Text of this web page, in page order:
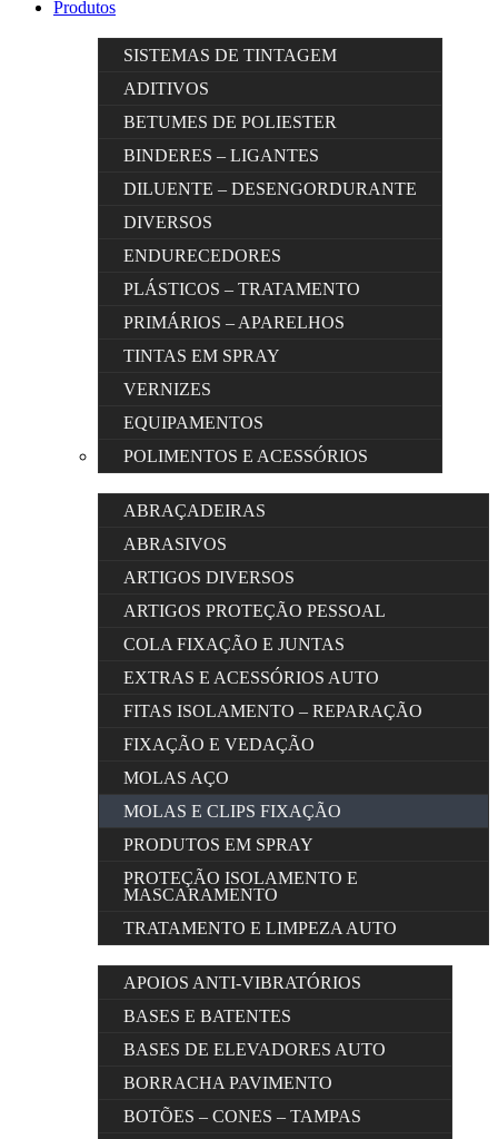
Produtos
SISTEMAS DE TINTAGEM
ADITIVOS
BETUMES DE POLIESTER
BINDERES – LIGANTES
DILUENTE – DESENGORDURANTE
DIVERSOS
ENDURECEDORES
PLÁSTICOS – TRATAMENTO
PRIMÁRIOS – APARELHOS
TINTAS EM SPRAY
VERNIZES
EQUIPAMENTOS
POLIMENTOS E ACESSÓRIOS
ABRAÇADEIRAS
ABRASIVOS
ARTIGOS DIVERSOS
ARTIGOS PROTEÇÃO PESSOAL
COLA FIXAÇÃO E JUNTAS
EXTRAS E ACESSÓRIOS AUTO
FITAS ISOLAMENTO – REPARAÇÃO
FIXAÇÃO E VEDAÇÃO
MOLAS AÇO
MOLAS E CLIPS FIXAÇÃO
PRODUTOS EM SPRAY
PROTEÇÃO ISOLAMENTO E
MASCARAMENTO
TRATAMENTO E LIMPEZA AUTO
APOIOS ANTI-VIBRATÓRIOS
BASES E BATENTES
BASES DE ELEVADORES AUTO
BORRACHA PAVIMENTO
BOTÕES – CONES – TAMPAS